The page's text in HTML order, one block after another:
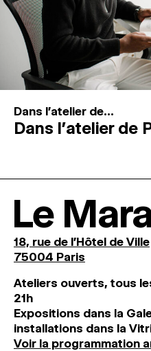
Dans l'atelier de...
Dans l’atelier de
Le
18, rue de l'Hôtel de Ville
75004 Paris
Ateliers ouverts, tous
21h
Expositions dans la
installations dans la
Voir la programmation